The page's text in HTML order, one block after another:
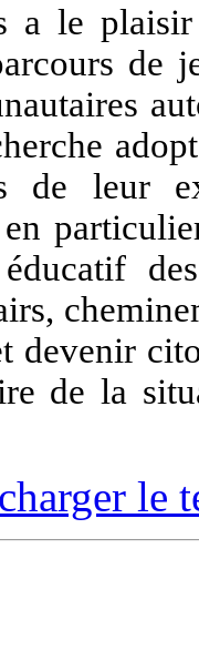
a le
de
de leur
éducatif
devenir
de la
le